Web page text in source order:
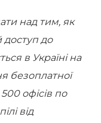
над тим, як
до
в Україні на
безоплатної
офісів по
від